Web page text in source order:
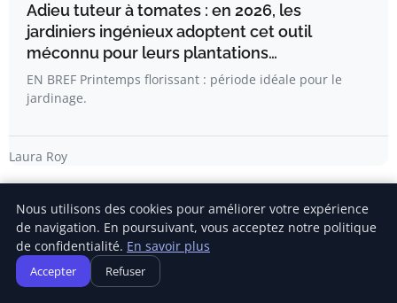
Adieu tuteur à tomates : en 2026, les
jardiniers ingénieux adoptent cet outil
méconnu pour leurs plantations…
EN BREF Printemps florissant : période idéale pour le
jardinage.
Laura Roy
Nous utilisons des cookies pour améliorer votre expérience
de navigation. En poursuivant, vous acceptez notre politique
de confidentialité. En savoir plus
Accepter Refuser